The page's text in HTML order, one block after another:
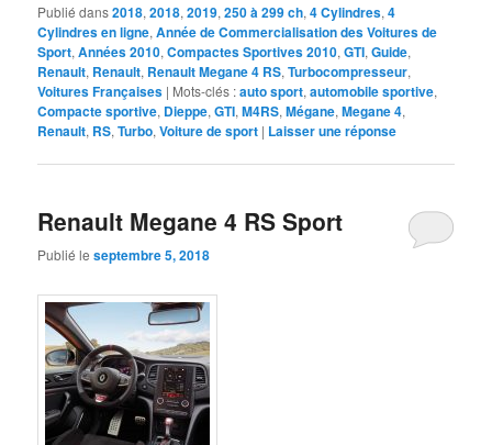
Publié dans2018,2018,2019,250 à 299 ch,4 Cylindres,4
Cylindres en ligne,Année de Commercialisation des Voitures de
Sport,Années 2010,Compactes Sportives 2010,GTI,Guide,
Renault, Renault, Renault Megane 4 RS,Turbocompresseur,
Voitures Françaises | Mots-clés :auto sport,automobile sportive,
Compacte sportive, Dieppe,GTI,M4RS,Mégane,Megane 4,
Renault, RS,Turbo,Voiture de sport | Laisser une réponse
Renault Megane 4 RS Sport
Publié leseptembre 5, 2018